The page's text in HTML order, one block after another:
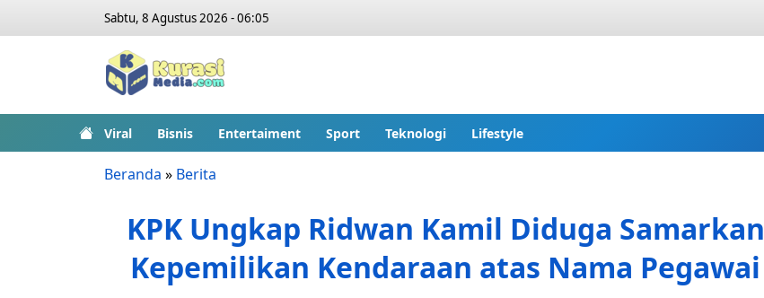
Sabtu, 8 Agustus 2026 - 06:05
Viral Bisnis Entertaiment Sport Teknologi Lifestyle
Beranda » Berita
KPK Ungkap Ridwan Kamil Diduga Samarkan
Kepemilikan Kendaraan atas Nama Pegawai